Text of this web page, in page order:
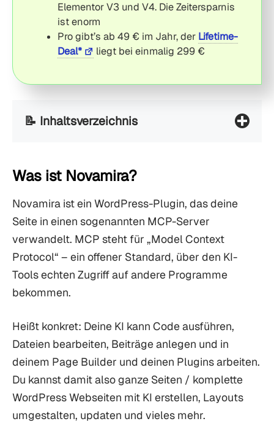
Elementor V3 und V4. Die Zeitersparnis
ist enorm
Pro gibt’s ab 49 € im Jahr, der Lifetime-
Deal*
liegt bei einmalig 299 €
📝 Inhaltsverzeichnis
Was ist Novamira?
Novamira ist ein WordPress-Plugin, das deine
Seite in einen sogenannten MCP-Server
verwandelt. MCP steht für „Model Context
Protocol“ – ein offener Standard, über den KI-
Tools echten Zugriff auf andere Programme
bekommen.
Heißt konkret: Deine KI kann Code ausführen,
Dateien bearbeiten, Beiträge anlegen und in
deinem Page Builder und deinen Plugins arbeiten.
Du kannst damit also ganze Seiten / komplette
WordPress Webseiten mit KI erstellen, Layouts
umgestalten, updaten und vieles mehr.